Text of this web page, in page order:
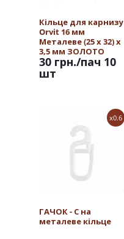
Кільце для карнизу
Orvit 16 мм
Металеве (25 х 32) х
3,5 мм ЗОЛОТО
30 грн./пач 10
шт
x0.6
ГАЧОК - С на
металеве кільце